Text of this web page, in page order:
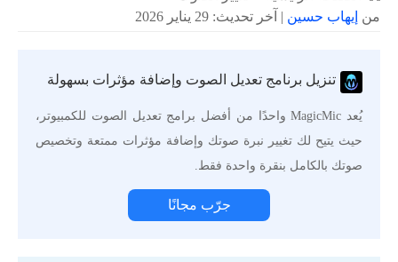
من إيهاب حسين | آخر تحديث: 29 يناير 2026
تنزيل برنامج تعديل الصوت وإضافة مؤثرات بسهولة
يُعد MagicMic واحدًا من أفضل برامج تعديل الصوت للكمبيوتر،
حيث يتيح لك تغيير نبرة صوتك وإضافة مؤثرات ممتعة وتخصيص
صوتك بالكامل بنقرة واحدة فقط.
جرّب مجانًا